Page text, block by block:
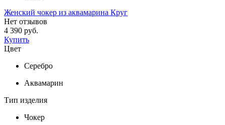
Женский чокер из аквамарина Круг
Нет отзывов
4 390 руб.
Купить
Цвет
Серебро
Аквамарин
Тип изделия
Чокер